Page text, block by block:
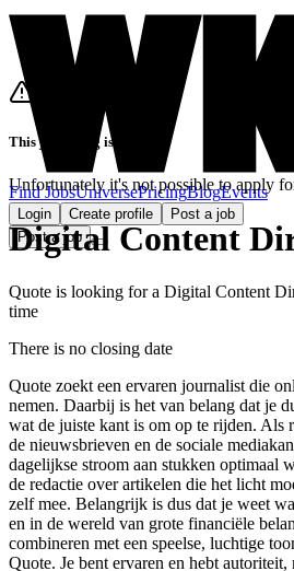
Find JobsUniversePricingBlogEvents
Login Create profile
Post a job
Post a job
This job listing is closed
Unfortunately it's not possible to apply
Digital Content
Quote is looking fora Digital Content
time
There is no closing date
Quote zoekt een ervaren journalist die
nemen. Daarbij is het van belang dat je
wat de juiste kant is om op te rijden. Als
de nieuwsbrieven en de sociale
dagelijkse stroom aan stukken optimaal
de redactie over artikelen die het licht
zelf mee. Belangrijk is dus dat je weet
en in de wereld van grote financiële
combineren met een speelse, luchtige
Quote. Je bent ervaren en hebt